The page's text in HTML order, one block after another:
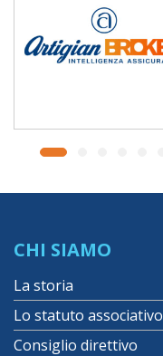
CHI SIAMO
La storia
Lo statuto associativo
Consiglio direttivo